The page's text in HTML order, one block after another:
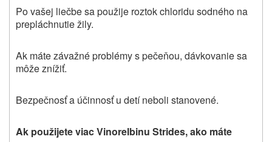
Po vašej liečbe sa použije roztok chloridu sodného na
prepláchnutie žily.
Ak máte závažné problémy s pečeňou, dávkovanie sa
môže znížiť.
Bezpečnosť a účinnosť u detí neboli stanovené.
Ak použijete viac Vinorelbinu Strides, ako máte